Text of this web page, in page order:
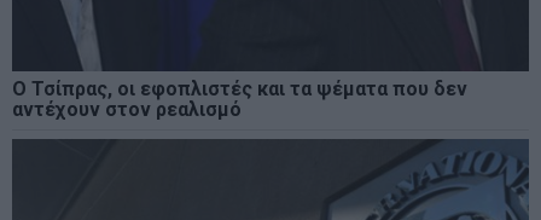
Ο Τσίπρας, οι εφοπλιστές και τα ψέματα που δεν
αντέχουν στον ρεαλισμό